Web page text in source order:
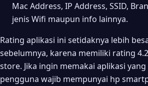
Mac Address, IP Address, SSID,
jenis Wifi maupun info lainnya.
Rating aplikasi ini setidaknya lebih
sebelumnya, karena memiliki rating
store. Jika ingin memakai aplikasi
pengguna wajib mempunyai hp